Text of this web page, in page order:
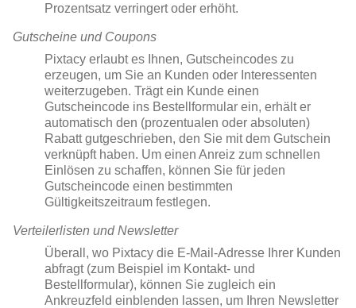
Prozentsatz verringert oder erhöht.
Gutscheine und Coupons
Pixtacy erlaubt es Ihnen, Gutscheincodes zu
erzeugen, um Sie an Kunden oder Interessenten
weiterzugeben. Trägt ein Kunde einen
Gutscheincode ins Bestellformular ein, erhält er
automatisch den (prozentualen oder absoluten)
Rabatt gutgeschrieben, den Sie mit dem Gutschein
verknüpft haben. Um einen Anreiz zum schnellen
Einlösen zu schaffen, können Sie für jeden
Gutscheincode einen bestimmten
Gültigkeitszeitraum festlegen.
Verteilerlisten und Newsletter
Überall, wo Pixtacy die E-Mail-Adresse Ihrer Kunden
abfragt (zum Beispiel im Kontakt- und
Bestellformular), können Sie zugleich ein
Ankreuzfeld einblenden lassen, um Ihren Newsletter